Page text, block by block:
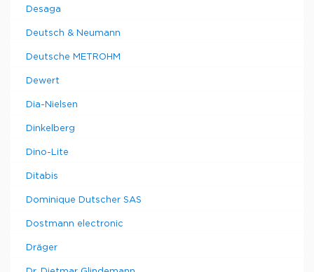
Desaga
Deutsch & Neumann
Deutsche METROHM
Dewert
Dia-Nielsen
Dinkelberg
Dino-Lite
Ditabis
Dominique Dutscher SAS
Dostmann electronic
Dräger